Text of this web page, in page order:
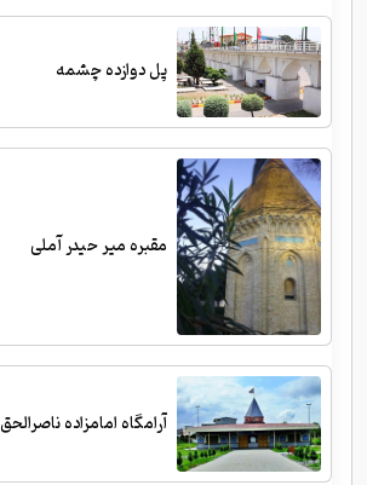
پل دوازده چشمه
مقبره میر حیدر آملی
آرامگاه امامزاده ناصرالحق